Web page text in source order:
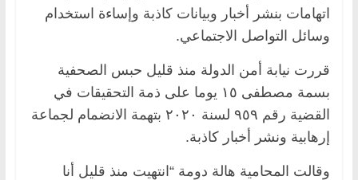
اتهامات بنشر أخبار وبيانات كاذبة وإساءة استخدام
وسائل التواصل الاجتماعي.
قررت نيابة أمن الدولة منذ قليل حبس الصحفية
بسمة مصطفى ١٥ يوما على ذمة التحقيقات في
القضية رقم ٩٥٩ لسنة ٢٠٢٠ بتهمة الانضمام لجماعة
إرهابية ونشر أخبار كاذبة.
وقالت المحامية هالة دومة “انتهيت منذ قليل أنا